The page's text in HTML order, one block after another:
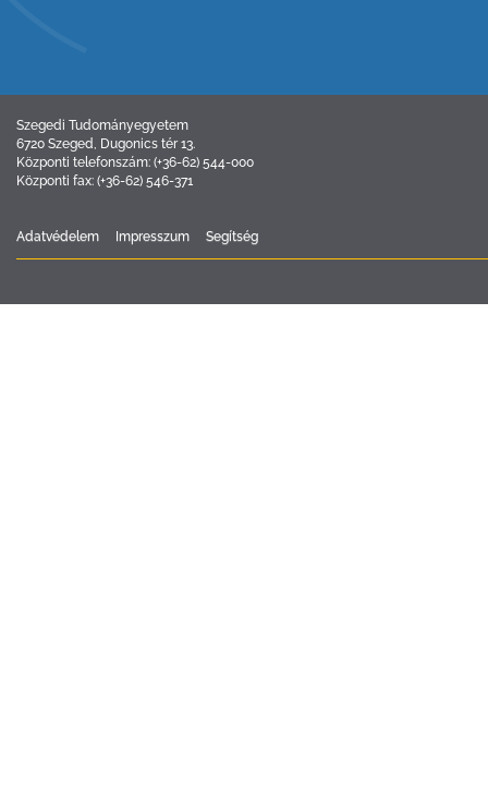
Szegedi Tudományegyetem
6720 Szeged, Dugonics tér 13.
Központi telefonszám: (+36-62) 544-000
Központi fax: (+36-62) 546-371
Adatvédelem Impresszum Segítség